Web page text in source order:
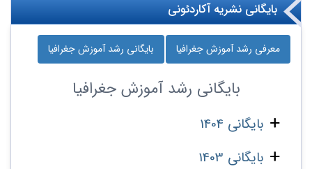
بایگانی نشریه آکاردئونی
معرفی رشد آموزش جغرافیا بایگانی رشد آموزش جغرافیا
بایگانی رشد آموزش جغرافیا
بایگانی 1404
بایگانی 1403